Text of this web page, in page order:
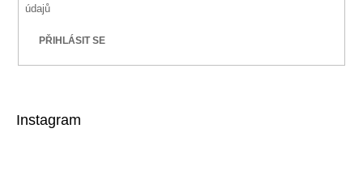
údajů
PŘIHLÁSIT SE
Instagram